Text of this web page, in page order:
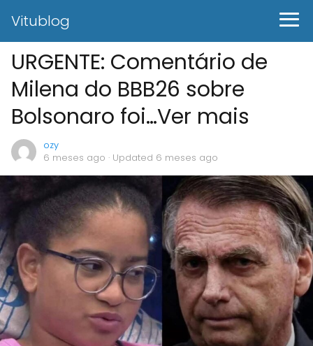
Vitublog
URGENTE: Comentário de
Milena do BBB26 sobre
Bolsonaro foi…Ver mais
ozy
6 meses ago · Updated 6 meses ago